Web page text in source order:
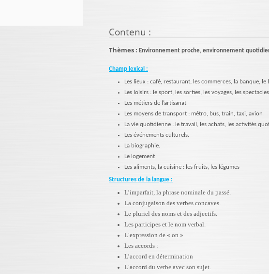
Contenu :
Thèmes : Environnement proche, environnement
Champ lexical :
Les lieux : café, restaurant, les commerces, la banque,
Les loisirs : le sport, les sorties, les voyages, les spectacles
Les métiers de l’artisanat
Les moyens de transport : métro, bus, train, taxi, avion
La vie quotidienne : le travail, les achats, les activités
Les événements culturels.
La biographie.
Le logement
Les aliments, la cuisine : les fruits, les légumes
Structures de la langue :
L’imparfait, la phrase nominale du passé.
La conjugaison des verbes concaves.
Le pluriel des noms et des adjectifs.
Les participes et le nom verbal.
L’expression de « on »
Les accords :
L’accord en détermination
L’accord du verbe avec son sujet.